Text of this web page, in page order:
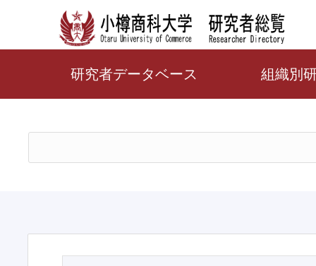
研究者データベース 組織別